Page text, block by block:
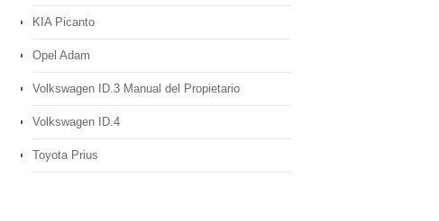
KIA Picanto
Opel Adam
Volkswagen ID.3 Manual del Propietario
Volkswagen ID.4
Toyota Prius